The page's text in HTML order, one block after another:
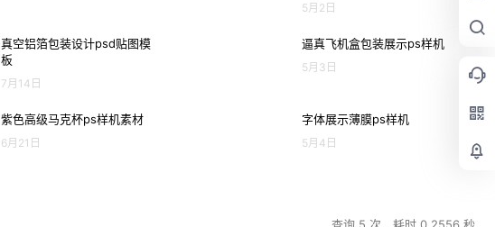
真空铝箔包装设计psd贴图模
板
7月14日
紫色高级马克杯ps样机素材
6月21日
5月2日
逼真飞机盒包装展示ps样机
5月3日
字体展示薄膜ps样机
5月4日